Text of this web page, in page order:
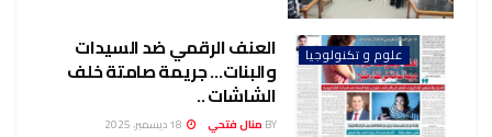
علوم و تكنولوجيا العنف الرقمي ضد السيدات
والبنات… جريمة صامتة خلف
الشاشات ..
BY منال فتحي